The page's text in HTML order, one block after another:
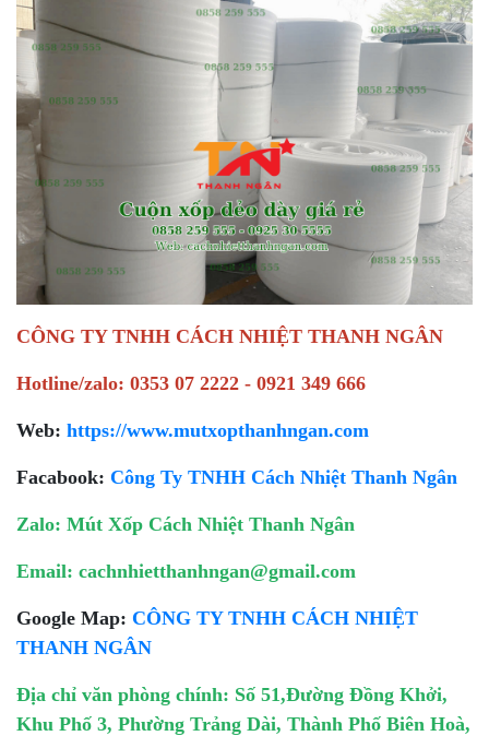
CÔNG TY TNHH CÁCH NHIỆT THANH NGÂN
Hotline/zalo: 0353 07 2222 - 0921 349 666
Web: https://www.mutxopthanhngan.com
Facabook: Công Ty TNHH Cách Nhiệt Thanh Ngân
Zalo: Mút Xốp Cách Nhiệt Thanh Ngân
Email: cachnhietthanhngan@gmail.com
Google Map: CÔNG TY TNHH CÁCH NHIỆT
THANH NGÂN
Địa chỉ văn phòng chính: Số 51,Đường Đồng Khởi,
Khu Phố 3, Phường Trảng Dài, Thành Phố Biên Hoà,